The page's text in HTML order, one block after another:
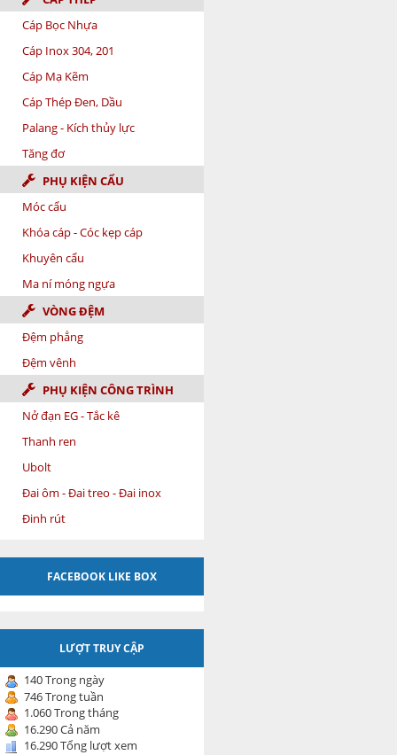
Cáp Bọc Nhựa
Cáp Inox 304, 201
Cáp Mạ Kẽm
Cáp Thép Đen, Dầu
Palang - Kích thủy lực
Tăng đơ
PHỤ KIỆN CẨU
Móc cẩu
Khóa cáp - Cóc kẹp cáp
Khuyên cẩu
Ma ní móng ngựa
VÒNG ĐỆM
Đệm phẳng
Đệm vênh
PHỤ KIỆN CÔNG TRÌNH
Nở đạn EG - Tắc kê
Thanh ren
Ubolt
Đai ôm - Đai treo - Đai inox
Đinh rút
FACEBOOK LIKE BOX
LƯỢT TRUY CẬP
140 Trong ngày
746 Trong tuần
1.060 Trong tháng
16.290 Cả năm
16.290 Tổng lượt xem